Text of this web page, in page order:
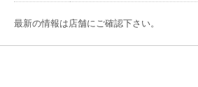
最新の情報は店舗にご確認下さい。